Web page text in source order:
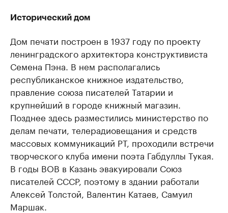
Исторический дом
Дом печати построен в 1937 году по проекту
ленинградского архитектора конструктивиста
Семена Пэна. В нем располагались
республиканское книжное издательство,
правление союза писателей Татарии и
крупнейший в городе книжный магазин.
Позднее здесь разместились министерство по
делам печати, телерадиовещания и средств
массовых коммуникаций РТ, проходили встречи
творческого клуба имени поэта Габдуллы Тукая.
В годы ВОВ в Казань эвакуировали Союз
писателей СССР, поэтому в здании работали
Алексей Толстой, Валентин Катаев, Самуил
Маршак.